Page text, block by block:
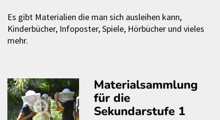
Es gibt Materialien die man sich ausleihen kann,
Kinderbücher, Infoposter, Spiele, Hörbücher und vieles
mehr.
Materialsammlung
für die
Sekundarstufe 1